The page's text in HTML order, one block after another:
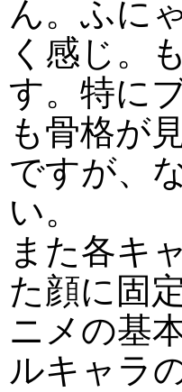
ん。ふに
く感じ。
す。特に
も骨格が
ですが、
い。
また各キ
た顔に固
ニメの基
ルキャラ